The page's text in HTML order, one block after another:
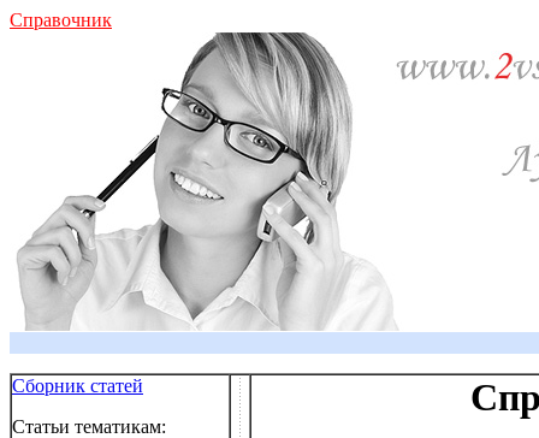
Справочник
Сборник статей
Статьи тематикам: